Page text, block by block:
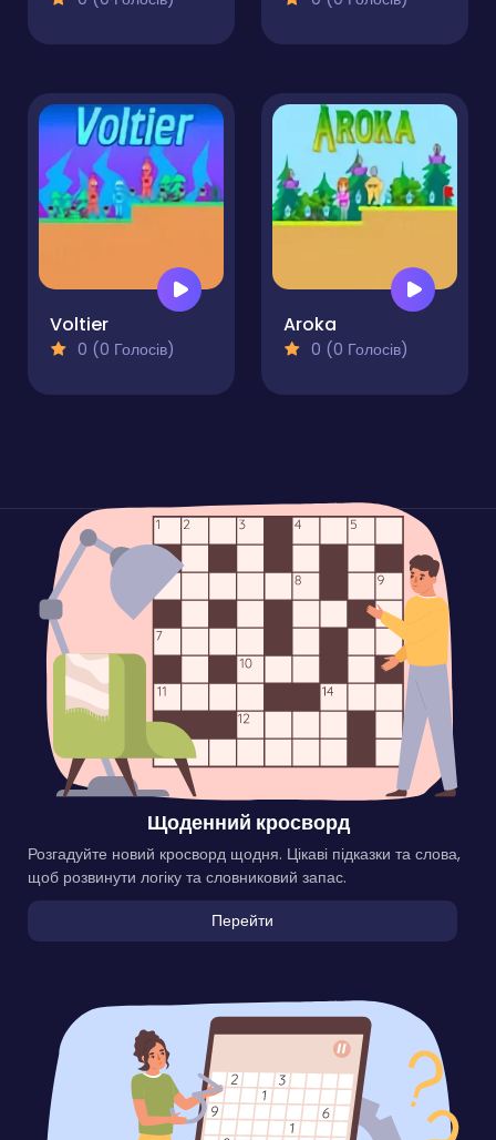
Voltier
0 (0 Голосів)
Aroka
0 (0 Голосів)
Щоденний кросворд
Розгадуйте новий кросворд щодня. Цікаві підказки та слова,
щоб розвинути логіку та словниковий запас.
Перейти